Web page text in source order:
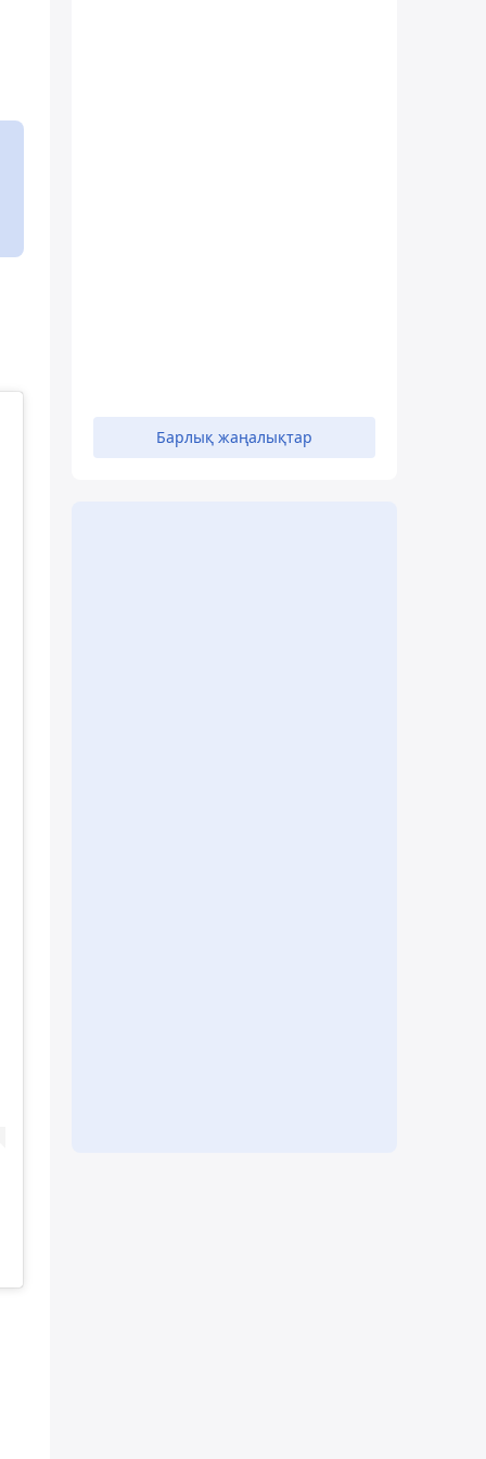
Барлық жаңалықтар